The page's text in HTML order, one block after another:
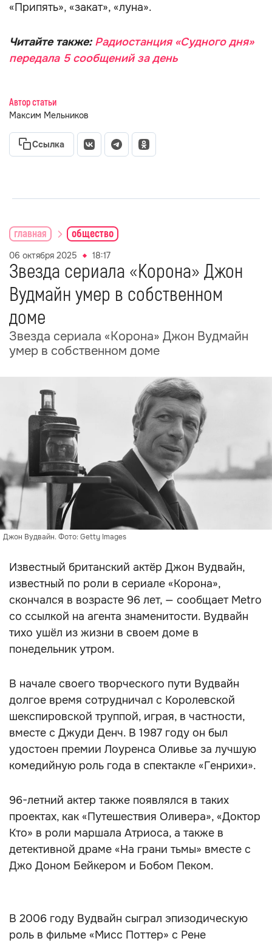
«Припять», «закат», «луна».
Читайте также: Радиостанция «Судного дня»
передала 5 сообщений за день
Автор статьи
Максим Мельников
Ссылка
главная общество
06 октября 2025 18:17
Звезда сериала «Корона» Джон
Вудмайн умер в собственном
доме
Звезда сериала «Корона» Джон Вудмайн
умер в собственном доме
Джон Вудвайн. Фото: Getty Images
Известный британский актёр Джон Вудвайн,
известный по роли в сериале «Корона»,
скончался в возрасте 96 лет, — сообщает Metro
со ссылкой на агента знаменитости. Вудвайн
тихо ушёл из жизни в своем доме в
понедельник утром.
В начале своего творческого пути Вудвайн
долгое время сотрудничал с Королевской
шекспировской труппой, играя, в частности,
вместе с Джуди Денч. В 1987 году он был
удостоен премии Лоуренса Оливье за лучшую
комедийную роль года в спектакле «Генрихи».
96-летний актер также появлялся в таких
проектах, как «Путешествия Оливера», «Доктор
Кто» в роли маршала Атриоса, а также в
детективной драме «На грани тьмы» вместе с
Джо Доном Бейкером и Бобом Пеком.
В 2006 году Вудвайн сыграл эпизодическую
роль в фильме «Мисс Поттер» с Рене